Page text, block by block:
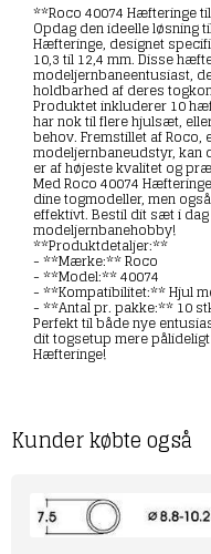
**Roco 40074 Hæfteringe
Opdag den ideelle løsning
Hæfteringe, designet
10,3 til 12,4 mm. Disse
modeljernbaneentusiast,
holdbarhed af deres
Produktet inkluderer 10
har nok til flere hjulsæt,
behov. Fremstillet af
modeljernbaneudstyr,
er af højeste kvalitet og
Med Roco 40074
dine togmodeller, men
effektivt. Bestil dit sæt i
modeljernbanehobby!
**Produktdetaljer:**
- **Mærke:** Roco
- **Model:** 40074
- **Kompatibilitet:** Hjul
- **Antal pr. pakke:** 10
Perfekt til både nye
dit togsetup mere
Hæfteringe!
Kunder købte også